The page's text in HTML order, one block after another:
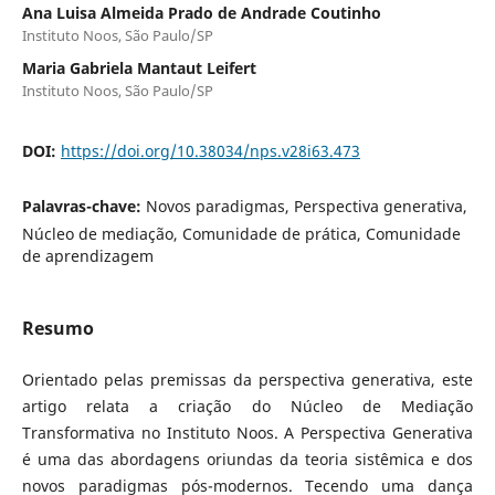
Ana Luisa Almeida Prado de Andrade Coutinho
Instituto Noos, São Paulo/SP
Maria Gabriela Mantaut Leifert
Instituto Noos, São Paulo/SP
DOI: https://doi.org/10.38034/nps.v28i63.473
Palavras-chave: Novos paradigmas, Perspectiva generativa,
Núcleo de mediação, Comunidade de prática, Comunidade
de aprendizagem
Resumo
Orientado pelas premissas da perspectiva generativa, este
artigo relata a criação do Núcleo de Mediação
Transformativa no Instituto Noos. A Perspectiva Generativa
é uma das abordagens oriundas da teoria sistêmica e dos
novos paradigmas pós-modernos. Tecendo uma dança